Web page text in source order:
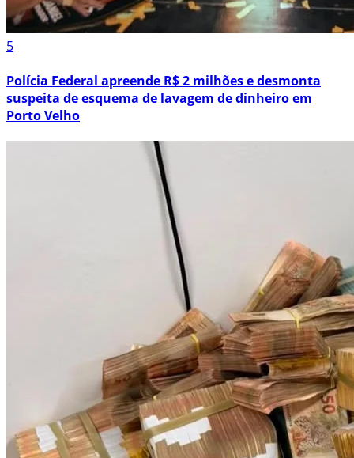
5
Polícia Federal apreende R$ 2 milhões e desmonta
suspeita de esquema de lavagem de dinheiro em
Porto Velho